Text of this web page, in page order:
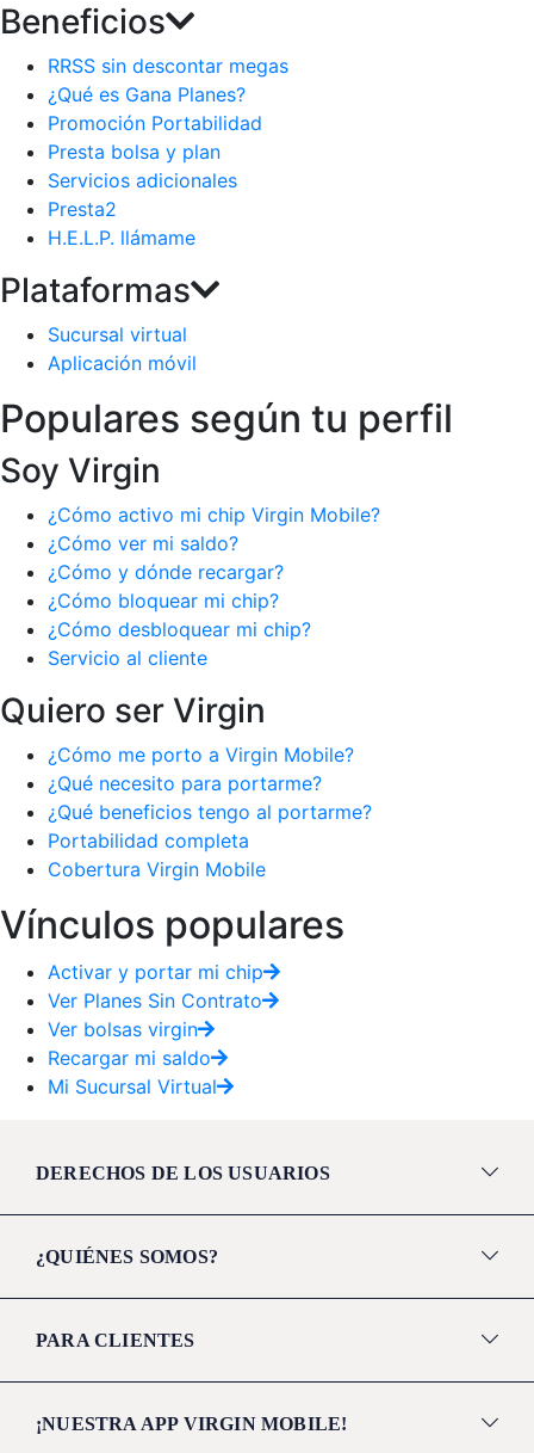
Beneficios
RRSS sin descontar megas
¿Qué es Gana Planes?
Promoción Portabilidad
Presta bolsa y plan
Servicios adicionales
Presta2
H.E.L.P. llámame
Plataformas
Sucursal virtual
Aplicación móvil
Populares según tu perfil
Soy Virgin
¿Cómo activo mi chip Virgin Mobile?
¿Cómo ver mi saldo?
¿Cómo y dónde recargar?
¿Cómo bloquear mi chip?
¿Cómo desbloquear mi chip?
Servicio al cliente
Quiero ser Virgin
¿Cómo me porto a Virgin Mobile?
¿Qué necesito para portarme?
¿Qué beneficios tengo al portarme?
Portabilidad completa
Cobertura Virgin Mobile
Vínculos populares
Activar y portar mi chip
Ver Planes Sin Contrato
Ver bolsas virgin
Recargar mi saldo
Mi Sucursal Virtual
DERECHOS DE LOS USUARIOS
¿QUIÉNES SOMOS?
PARA CLIENTES
¡NUESTRA APP VIRGIN MOBILE!